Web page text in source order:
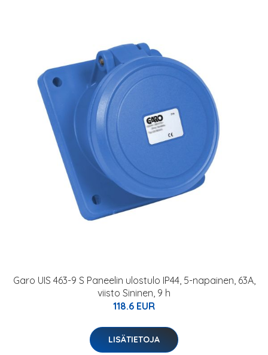
Garo UIS 463-9 S Paneelin ulostulo IP44, 5-napainen, 63A,
viisto Sininen, 9 h
118.6 EUR
LISÄTIETOJA